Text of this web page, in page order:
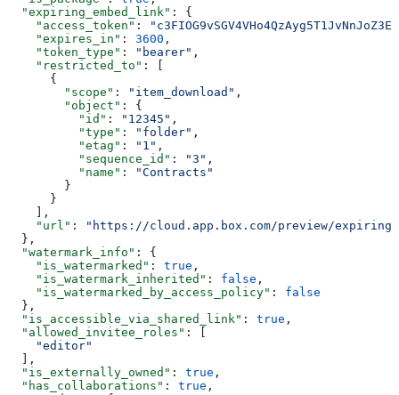
  "expiring_embed_link"
: {
    "access_token"
:
    "expires_in"
: 3600 ,
    "token_type"
: "bearer" ,
    "restricted_to"
: [
      {
        "scope"
: "item_download" ,
        "object"
: {
          "id"
: "12345" ,
          "type"
: "folder" ,
          "etag"
: "1" ,
          "sequence_id"
: "3" ,
          "name"
:
"Contracts"
        }
      }
    ],
    "url"
:
"https://cloud.app.box.com/preview/
  },
  "watermark_info"
: {
    "is_watermarked"
: true ,
    "is_watermark_inherited"
: false ,
    "is_watermarked_by_access_policy"
: false
  },
  "is_accessible_via_shared_link"
: true ,
  "allowed_invitee_roles"
: [
    "editor"
  ],
  "is_externally_owned"
: true ,
  "has_collaborations"
: true ,